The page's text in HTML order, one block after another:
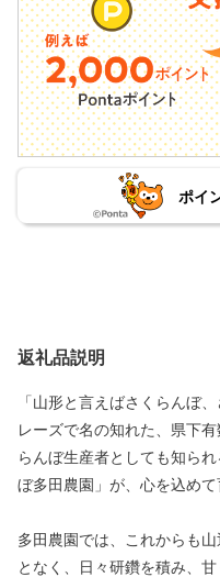
ポイ
返礼品説明
「山形と言えばさくらんぼ
レーズで名の知れた、県下
らんぼ生産者としても知ら
ぼ多田農園」が、心を込め
多田農園では、これからも
となく、日々研鑽を積み、